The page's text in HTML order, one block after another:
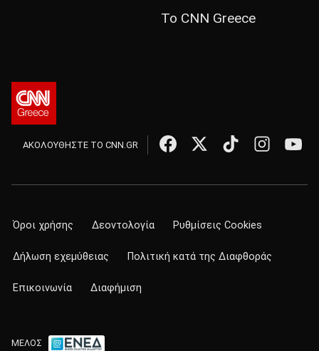
Το CNN Greece
ΑΚΟΛΟΥΘΗΣΤΕ ΤΟ CNN.GR
Όροι χρήσης Δεοντολογία Ρυθμίσεις Cookies
Δήλωση εχεμύθειας Πολιτική κατά της Διαφθοράς
Επικοινωνία Διαφήμιση
ΜΕΛΟΣ